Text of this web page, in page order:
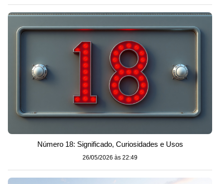
Número 18: Significado, Curiosidades e Usos
26/05/2026 às 22:49